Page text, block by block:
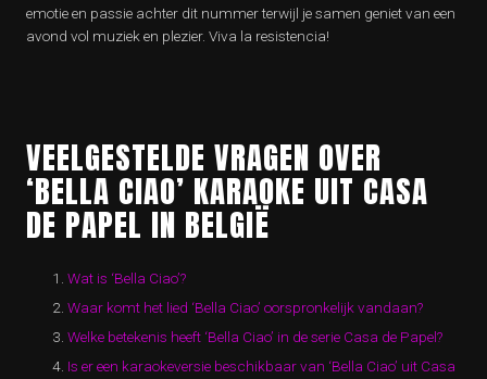
emotie en passie achter dit nummer terwijl je samen geniet van een
avond vol muziek en plezier. Viva la resistencia!
VEELGESTELDE VRAGEN OVER
‘BELLA CIAO’ KARAOKE UIT CASA
DE PAPEL IN BELGIË
Wat is ‘Bella Ciao’?
Waar komt het lied ‘Bella Ciao’ oorspronkelijk vandaan?
Welke betekenis heeft ‘Bella Ciao’ in de serie Casa de Papel?
Is er een karaokeversie beschikbaar van ‘Bella Ciao’ uit Casa